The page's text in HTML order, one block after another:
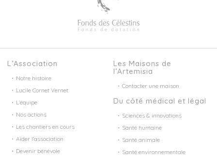
L’Association
Notre histoire
Lucile Cornet Vernet
L’équipe
Nos actions
Les chantiers en cours
Aider l’association
Devenir bénévole
Les Maisons de
l’Artemisia
Contacter une maison
Du côté médical et légal
Sciences & innovations
Santé humaine
Santé animale
Santé environnementale